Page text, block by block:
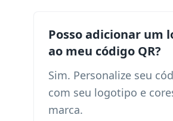
Posso adicionar um
ao meu código QR?
Sim. Personalize seu
com seu logotipo e
marca.